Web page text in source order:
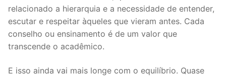
relacionado a hierarquia e a necessidade de entender,
escutar e respeitar àqueles que vieram antes. Cada
conselho ou ensinamento é de um valor que
transcende o acadêmico.
E isso ainda vai mais longe com o equilíbrio. Quase